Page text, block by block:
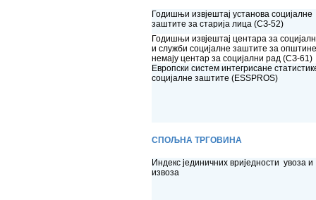
Годишњи извјештај установа социјалне
заштите за старија лица (СЗ-52)
Годишњи извјештај центара за
и служби социјалне заштите за општине
немају центар за социјални рад (СЗ-61)
Европски систем интегрисане
социјалне заштите (ESSPROS)
СПОЉНА ТРГОВИНА
Индекс јединичних вриједности увоза и
извоза